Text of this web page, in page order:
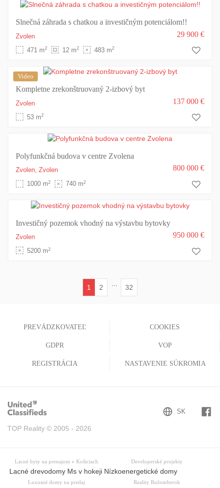
Slnečná záhrada s chatkou a investičným potenciálom!!
Zvolen
471 m2 12 m2 483 m2
29 900 €
Video
Kompletne zrekonštruovaný 2-izbový byt
Zvolen
53 m2
137 000 €
Polyfunkčná budova v centre Zvolena
Zvolen, Zvolen
1000 m2 740 m2
800 000 €
Investičný pozemok vhodný na výstavbu bytovky
Zvolen
5200 m2
950 000 €
1
2 ... 32
PREVÁDZKOVATEĽ COOKIES
GDPR VOP
REGISTRÁCIA NASTAVENIE SÚKROMIA
TOP Reality © 2005 - 2026
Lacné byty na prenajom v Košiciach Developerské projekty
Lacné drevodomy Ms v hokeji Nízkoenergetické domy
Luxusné domy na predaj Reality Ružomberok